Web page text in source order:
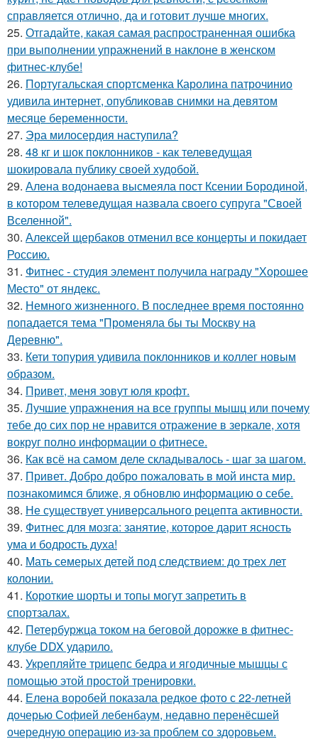
справляется отлично, да и готовит лучше многих.
25. Отгадайте, какая самая распространенная ошибка
при выполнении упражнений в наклоне в женском
фитнес-клубе!
26. Португальская спортсменка Каролина патрочинио
удивила интернет, опубликовав снимки на девятом
месяце беременности.
27. Эра милосердия наступила?
28. 48 кг и шок поклонников - как телеведущая
шокировала публику своей худобой.
29. Алена водонаева высмеяла пост Ксении Бородиной,
в котором телеведущая назвала своего супруга "Своей
Вселенной".
30. Алексей щербаков отменил все концерты и покидает
Россию.
31. Фитнес - студия элемент получила награду "Хорошее
Место" от яндекс.
32. Немного жизненного. В последнее время постоянно
попадается тема "Променяла бы ты Москву на
Деревню".
33. Кети топурия удивила поклонников и коллег новым
образом.
34. Привет, меня зовут юля крофт.
35. Лучшие упражнения на все группы мышц или почему
тебе до сих пор не нравится отражение в зеркале, хотя
вокруг полно информации о фитнесе.
36. Как всё на самом деле складывалось - шаг за шагом.
37. Привет. Добро добро пожаловать в мой инста мир.
познакомимся ближе, я обновлю информацию о себе.
38. Не существует универсального рецепта активности.
39. Фитнес для мозга: занятие, которое дарит ясность
ума и бодрость духа!
40. Мать семерых детей под следствием: до трех лет
колонии.
41. Короткие шорты и топы могут запретить в
спортзалах.
42. Петербуржца током на беговой дорожке в фитнес-
клубе DDX ударило.
43. Укрепляйте трицепс бедра и ягодичные мышцы с
помощью этой простой тренировки.
44. Елена воробей показала редкое фото с 22-летней
дочерью Софией лебенбаум, недавно перенёсшей
очередную операцию из-за проблем со здоровьем.